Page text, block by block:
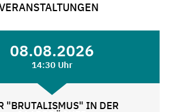
08.08.2026
14:30 Uhr
"BRUTALISMUS" IN DER